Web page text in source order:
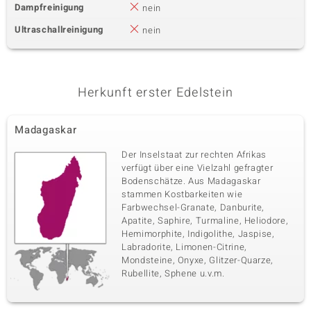
Dampfreinigung
nein
Ultraschallreinigung
nein
Herkunft erster Edelstein
Madagaskar
Der Inselstaat zur rechten Afrikas
verfügt über eine Vielzahl gefragter
Bodenschätze. Aus Madagaskar
stammen Kostbarkeiten wie
Farbwechsel-Granate, Danburite,
Apatite, Saphire, Turmaline, Heliodore,
Hemimorphite, Indigolithe, Jaspise,
Labradorite, Limonen-Citrine,
Mondsteine, Onyxe, Glitzer-Quarze,
Rubellite, Sphene u.v.m.